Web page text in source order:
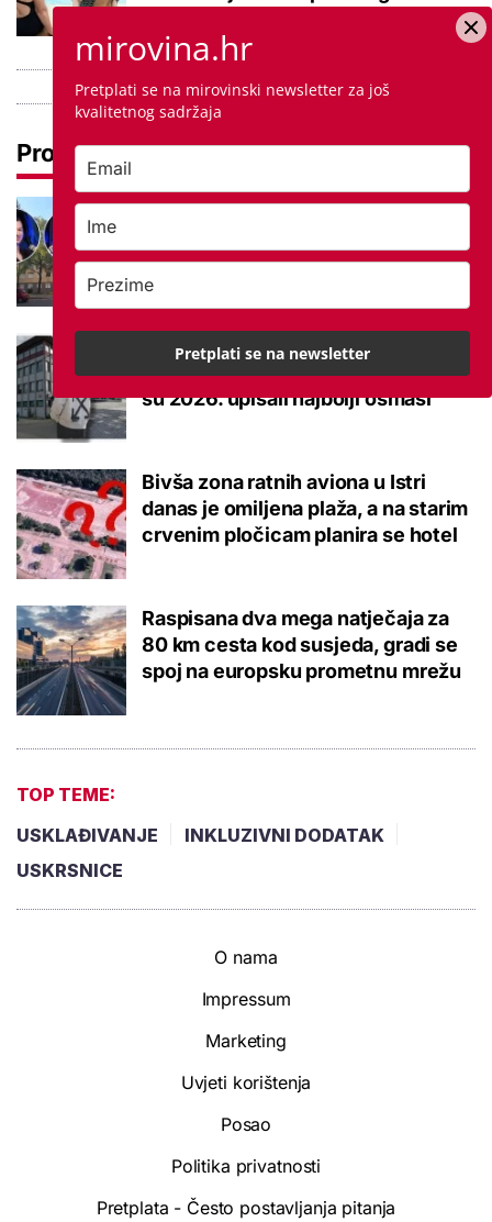
Pročitaj još
Ovo je 5 mana života u
brucoš mora naviknuti
Ovo je 10 srednjoškolskih smjerova
u Krapinsko-zagorskoj županiji koje
su 2026. upisali najbolji osmaši
Bivša zona ratnih aviona u Istri
danas je omiljena plaža, a na starim
crvenim pločicam planira se hotel
Raspisana dva mega natječaja za
80 km cesta kod susjeda, gradi se
spoj na europsku prometnu mrežu
TOP TEME:
USKLAĐIVANJE
INKLUZIVNI DODATAK
USKRSNICE
O nama
Impressum
Marketing
Uvjeti korištenja
Posao
Politika privatnosti
Pretplata - Često postavljanja pitanja
mirovina.hr
Pretplati se na mirovinski newsletter za još
kvalitetnog sadržaja
Pretplati se na newsletter